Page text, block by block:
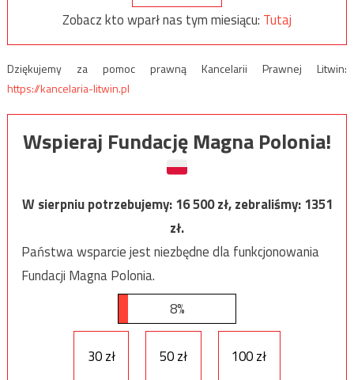
Zobacz kto wparł nas tym miesiącu: Tutaj
Dziękujemy za pomoc prawną Kancelarii Prawnej Litwin:
https://kancelaria-litwin.pl
Wspieraj Fundację Magna Polonia!
W sierpniu potrzebujemy:16 500zł, zebraliśmy:1351
zł.
Państwa wsparcie jest niezbędne dla funkcjonowania
Fundacji Magna Polonia.
8%
30 zł 50 zł 100 zł